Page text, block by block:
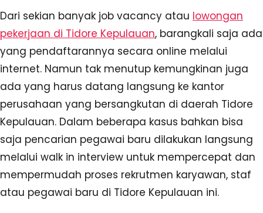
Dari sekian banyak job vacancy atau lowongan
pekerjaan di Tidore Kepulauan, barangkali saja ada
yang pendaftarannya secara online melalui
internet. Namun tak menutup kemungkinan juga
ada yang harus datang langsung ke kantor
perusahaan yang bersangkutan di daerah Tidore
Kepulauan. Dalam beberapa kasus bahkan bisa
saja pencarian pegawai baru dilakukan langsung
melalui walk in interview untuk mempercepat dan
mempermudah proses rekrutmen karyawan, staf
atau pegawai baru di Tidore Kepulauan ini.